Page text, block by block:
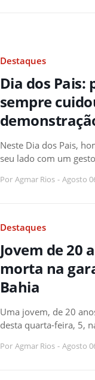
Destaques
Dia dos
sempre
Neste Dia dos Pais,
seu lado com um
Por Agmar Rios - Agosto
Destaques
Jovem de 20
morta na
Bahia
Uma jovem, de 20
desta quarta-feira, 5,
Por Agmar Rios - Agosto